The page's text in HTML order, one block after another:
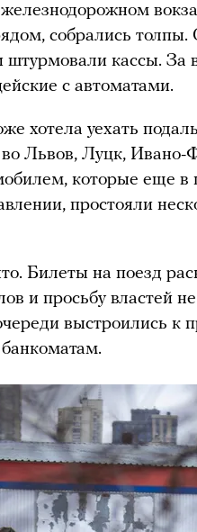
собрались
кассы. За
с автоматами.
хотела уехать
Львов, Луцк, Ивано-
которые еще в
простояли
Билеты на поезд
и просьбу властей
выстроились к